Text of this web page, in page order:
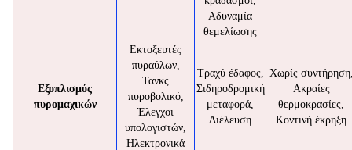
Αδυναμία
θεμελίωσης
Εξοπλισμός
πυρομαχικών
Εκτοξευτές
πυραύλων,
Τανκς
πυροβολικό,
Έλεγχοι
υπολογιστών,
Ηλεκτρονικά
Τραχύ έδαφος,
Σιδηροδρομική
μεταφορά,
Διέλευση
Χωρίς
Ακραίες
θερμοκρασίες,
Κοντινή έκρηξη